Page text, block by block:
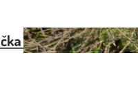
- cena v roce 2025